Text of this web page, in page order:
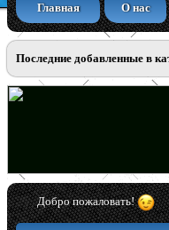
Главная О нас
Последние добавленные в
Добро пожаловать!